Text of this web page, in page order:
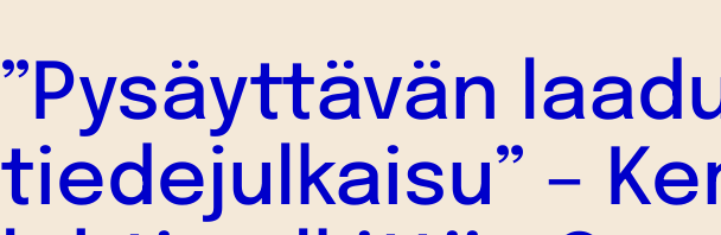
”Pysäyttävän
tiedejulkaisu” –